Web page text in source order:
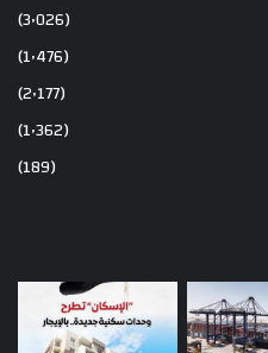
(3٬026)
(1٬476)
(2٬177)
(1٬362)
(189)